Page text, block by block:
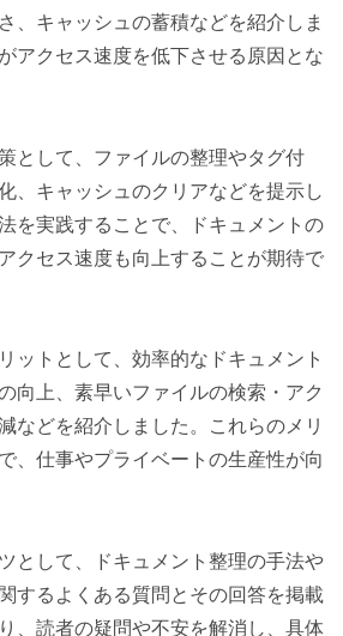
、キャッシュの蓄積などを紹介しま
アクセス速度を低下させる原因とな
として、ファイルの整理やタグ付
、キャッシュのクリアなどを提示し
を実践することで、ドキュメントの
クセス速度も向上することが期待で
ットとして、効率的なドキュメント
向上、素早いファイルの検索・アク
などを紹介しました。これらのメリ
、仕事やプライベートの生産性が向
として、ドキュメント整理の手法や
するよくある質問とその回答を掲載
、読者の疑問や不安を解消し、具体